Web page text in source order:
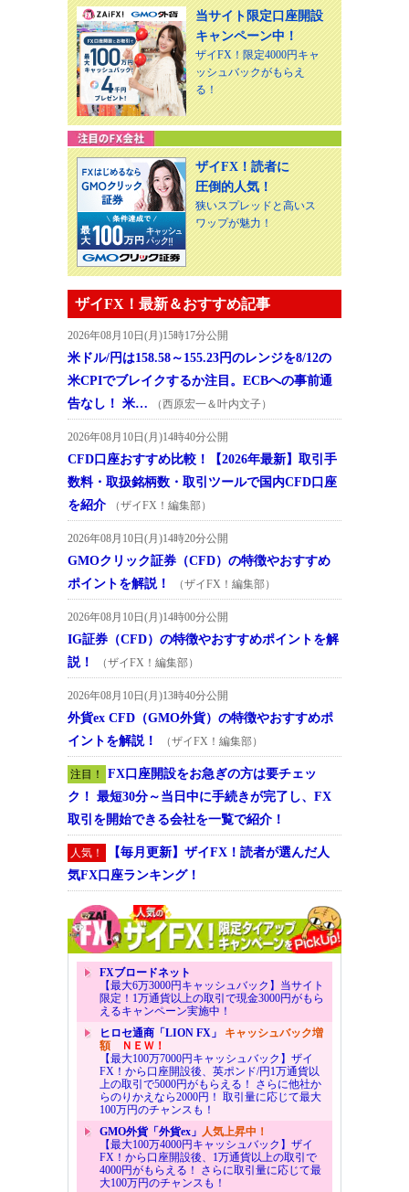
当サイト限定口座開設
キャンペーン中！
ザイFX！限定4000円キャ
ッシュバックがもらえ
る！
ザイFX！読者に
圧倒的人気！
狭いスプレッドと高いス
ワップが魅力！
ザイFX！最新＆おすすめ記事
2026年08月10日(月)15時17分公開
米ドル/円は158.58～155.23円のレンジを8/12の
米CPIでブレイクするか注目。ECBへの事前通
告なし！ 米…
（西原宏一＆叶内文子）
2026年08月10日(月)14時40分公開
CFD口座おすすめ比較！【2026年最新】取引手
数料・取扱銘柄数・取引ツールで国内CFD口座
を紹介
（ザイFX！編集部）
2026年08月10日(月)14時20分公開
GMOクリック証券（CFD）の特徴やおすすめ
ポイントを解説！
（ザイFX！編集部）
2026年08月10日(月)14時00分公開
IG証券（CFD）の特徴やおすすめポイントを解
説！
（ザイFX！編集部）
2026年08月10日(月)13時40分公開
外貨ex CFD（GMO外貨）の特徴やおすすめポ
イントを解説！
（ザイFX！編集部）
注目！
FX口座開設をお急ぎの方は要チェッ
ク！ 最短30分～当日中に手続きが完了し、FX
取引を開始できる会社を一覧で紹介！
人気！
【毎月更新】ザイFX！読者が選んだ人
気FX口座ランキング！
FXブロードネット
【最大6万3000円キャッシュバック】当サイト
限定！1万通貨以上の取引で現金3000円がもら
えるキャンペーン実施中！
ヒロセ通商「LION FX」 キャッシュバック増
額ＮＥＷ！
【最大100万7000円キャッシュバック】ザイ
FX！から口座開設後、英ポンド/円1万通貨以
上の取引で5000円がもらえる！ さらに他社か
らのりかえなら2000円！ 取引量に応じて最大
100万円のチャンスも！
GMO外貨「外貨ex」 人気上昇中！
【最大100万4000円キャッシュバック】ザイ
FX！から口座開設後、1万通貨以上の取引で
4000円がもらえる！ さらに取引量に応じて最
大100万円のチャンスも！